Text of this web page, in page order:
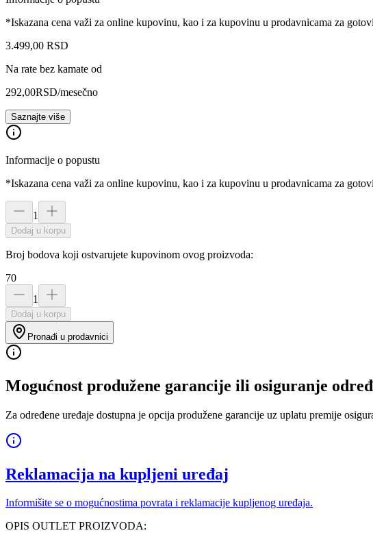
*Iskazana cena važi za online kupovinu, kao i za kupovinu u prodavnicama za
3.499,00 RSD
Na rate bez kamate od
292,00RSD/mesečno
Saznajte više
Informacije o popustu
*Iskazana cena važi za online kupovinu, kao i za kupovinu u prodavnicama za
1
Dodaj u korpu
Broj bodova koji ostvarujete kupovinom ovog proizvoda:
70
1
Dodaj u korpu
Pronađi u prodavnici
Mogućnost produžene garancije ili osiguranje
Za određene uređaje dostupna je opcija produžene garancije uz uplatu premije
Reklamacija na kupljeni uređaj
Informišite se o mogućnostima povrata i reklamacije kupljenog uređaja.
OPIS OUTLET PROIZVODA: